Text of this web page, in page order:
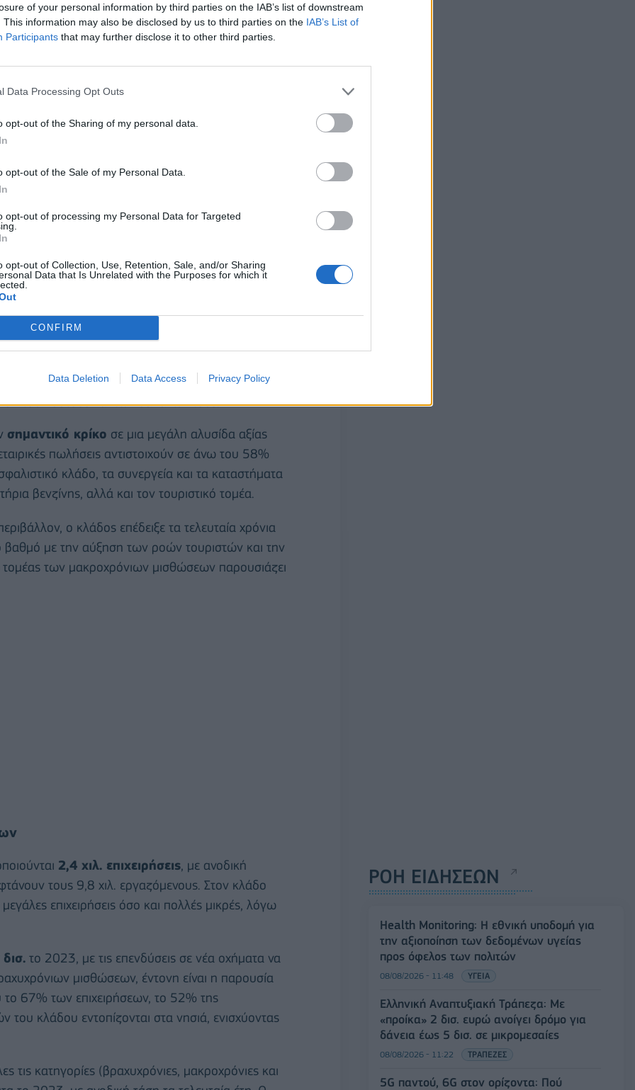
of your personal information by third parties on the IAB’s list of downstream
This information may also be disclosed by us to third parties on the IAB’s List of
Participants that may further disclose it to other third parties.
Data Processing Opt Outs
opt-out of the Sharing of my personal data.
opt-out of the Sale of my Personal Data.
opt-out of processing my Personal Data for Targeted
opt-out of Collection, Use, Retention, Sale, and/or Sharing
Data that Is Unrelated with the Purposes for which it
CONFIRM
Data Deletion Data Access Privacy Policy
χιλ. επιχειρήσεις στο δίκτυο.
όρος έτους) (2023 εκτίμηση).
στόλος οχημάτων.
την οικονομία δημιουργούνται από τον
μισθώσεις οχημάτων, πιο γνωστές ως “Rent
ως leasing ή λειτουργική μίσθωση, και ανά
Συνολικά, ευνοούν τη γρήγορη
του μέσου όρου ηλικίας του επιβαρυμένου
με μειωμένη κατανάλωση καυσίμου,
ασφάλειας, βοηθώντας και στη μείωση
σημαντικά την ποιότητα του εγχώριου
ενώ οι μακροχρόνιες μισθώσεις βοηθούν
του κόστους και των δαπανών τους.
σημαντικό κρίκο σε μια μεγάλη αλυσίδα αξίας
πωλήσεις αντιστοιχούν σε άνω του 58%
κλάδο, τα συνεργεία και τα καταστήματα
βενζίνης, αλλά και τον τουριστικό τομέα.
ο κλάδος επέδειξε τα τελευταία χρόνια
βαθμό με την αύξηση των ροών τουριστών και την
τομέας των μακροχρόνιων μισθώσεων παρουσιάζει
2,4 χιλ. επιχειρήσεις , με ανοδική
τους 9,8 χιλ. εργαζόμενους. Στον κλάδο
επιχειρήσεις όσο και πολλές μικρές, λόγω
το 2023, με τις επενδύσεις σε νέα οχήματα να
μισθώσεων, έντονη είναι η παρουσία
το 67% των επιχειρήσεων, το 52% της
κλάδου εντοπίζονται στα νησιά, ενισχύοντας
τις κατηγορίες (βραχυχρόνιες, μακροχρόνιες και
ΡΟΗ ΕΙΔΗΣΕΩΝ
Health Monitoring: Η εθνική υποδομή για
την αξιοποίηση των δεδομένων υγείας
προς όφελος των πολιτών
08/08/2026 - 11:48 ΥΓΕΙΑ
Ελληνική Αναπτυξιακή Τράπεζα: Με
«προίκα» 2 δισ. ευρώ ανοίγει δρόμο για
δάνεια έως 5 δισ. σε μικρομεσαίες
08/08/2026 - 11:22 ΤΡΑΠΕΖΕΣ
5G παντού, 6G στον ορίζοντα: Πού